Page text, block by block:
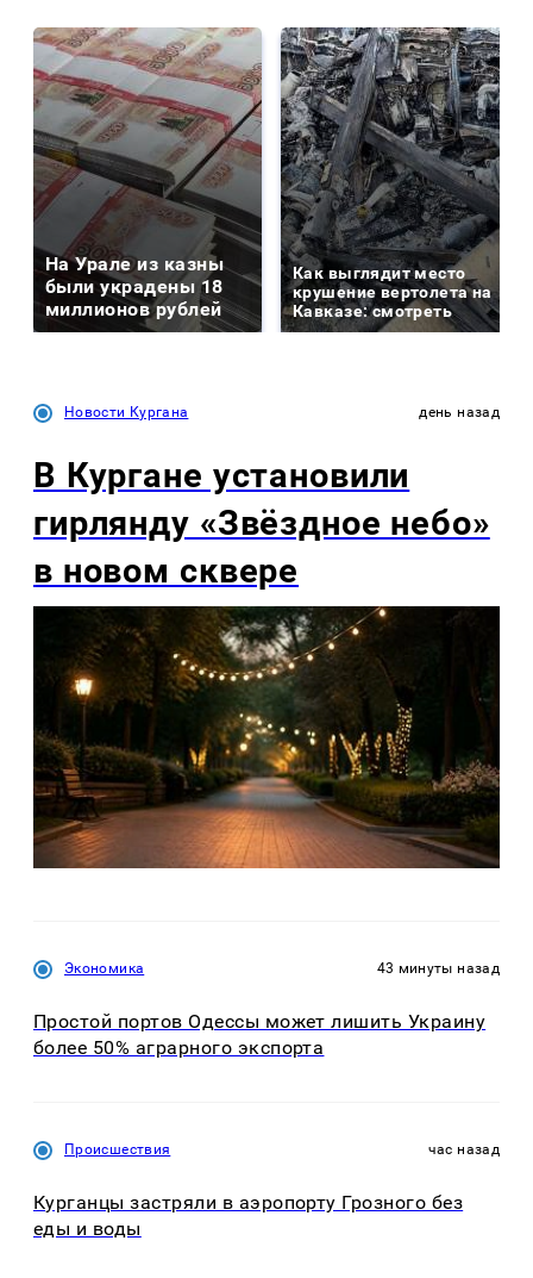
На Урале из казны
были украдены 18
миллионов рублей
Как выглядит место
крушение вертолета на
Кавказе: смотреть
Новости Кургана день назад
В Кургане установили
гирлянду «Звёздное небо»
в новом сквере
Экономика 43 минуты назад
Простой портов Одессы может лишить Украину
более 50% аграрного экспорта
Происшествия час назад
Курганцы застряли в аэропорту Грозного без
еды и воды